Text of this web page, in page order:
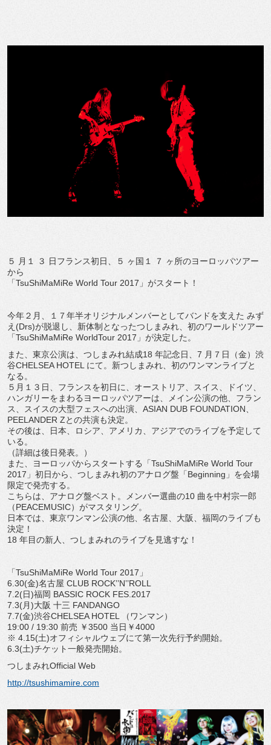
５ ⽉１ ３ 日フランス初⽇、５ ヶ国１ ７ ヶ所のヨーロッパツアー
から
「TsuShiMaMiRe World Tour 2017」がスタート！
今年２月、１７年半オリジナルメンバーとしてバンドを支えた みず
え(Drs)が脱退し、新体制となったつしまみれ、初のワールドツアー
「TsuShiMaMiRe WorldTour 2017」が決定した。
また、東京公演は、つしまみれ結成18 年記念⽇、7 月７⽇（⾦）渋
谷CHELSEA HOTEL にて。新つしまみれ、初のワンマンライブと
なる。
５⽉１３日、フランスを初日に、オーストリア、スイス、ドイツ、
ハンガリーをまわるヨーロッパツアーは、メイン公演の他、フラン
ス、スイスの⼤型フェスへの出演、ASIAN DUB FOUNDATION、
PEELANDER Zとの共演も決定。
その後は、日本、ロシア、アメリカ、アジアでのライブを予定して
いる。
（詳細は後⽇発表。）
また、ヨーロッパからスタートする「TsuShiMaMiRe World Tour
2017」初⽇から、つしまみれ初のアナログ盤「Beginning」を会場
限定で発売する。
こちらは、アナログ盤ベスト。メンバー選曲の10 曲を中村宗一郎
（PEACEMUSIC）がマスタリング。
日本では、東京ワンマン公演の他、名古屋、大阪、福岡のライブも
決定！
18 年目の新人、つしまみれのライブを⾒逃すな！
「TsuShiMaMiRe World Tour 2017」
6.30(⾦)名古屋 CLUB ROCKʼ’Nʼ’ROLL
7.2(⽇)福岡 BASSIC ROCK FES.2017
7.3(⽉)⼤阪 十三 FANDANGO
7.7(⾦)渋⾕CHELSEA HOTEL （ワンマン）
19:00 / 19:30 前売 ￥3500 当日￥4000
※ 4.15(土)オフィシャルウェブにて第一次先行予約開始。
6.3(⼟)チケット一般発売開始。
つしまみれOfficial Web
http://tsushimamire.com